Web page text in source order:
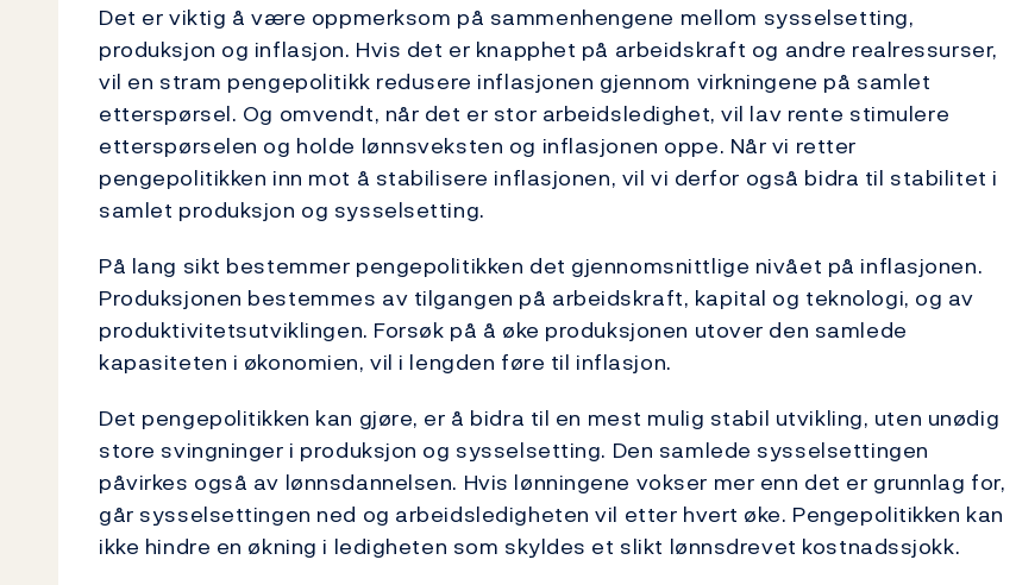
Det er viktig å være oppmerksom på sammenhengene mellom sysselsetting,
produksjon og inflasjon. Hvis det er knapphet på arbeidskraft og andre realressurser,
vil en stram pengepolitikk redusere inflasjonen gjennom virkningene på samlet
etterspørsel. Og omvendt, når det er stor arbeidsledighet, vil lav rente stimulere
etterspørselen og holde lønnsveksten og inflasjonen oppe. Når vi retter
pengepolitikken inn mot å stabilisere inflasjonen, vil vi derfor også bidra til stabilitet i
samlet produksjon og sysselsetting.
På lang sikt bestemmer pengepolitikken det gjennomsnittlige nivået på inflasjonen.
Produksjonen bestemmes av tilgangen på arbeidskraft, kapital og teknologi, og av
produktivitetsutviklingen. Forsøk på å øke produksjonen utover den samlede
kapasiteten i økonomien, vil i lengden føre til inflasjon.
Det pengepolitikken kan gjøre, er å bidra til en mest mulig stabil utvikling, uten unødig
store svingninger i produksjon og sysselsetting. Den samlede sysselsettingen
påvirkes også av lønnsdannelsen. Hvis lønningene vokser mer enn det er grunnlag for,
går sysselsettingen ned og arbeidsledigheten vil etter hvert øke. Pengepolitikken kan
ikke hindre en økning i ledigheten som skyldes et slikt lønnsdrevet kostnadssjokk.